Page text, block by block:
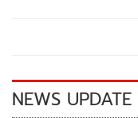
k k
NEWS UPDATE